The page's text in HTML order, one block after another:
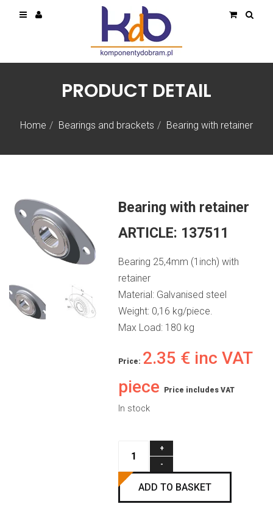
Home Bearings and brackets Bearing with retainer
PRODUCT DETAIL
Bearing with retainer
ARTICLE: 137511
Bearing 25,4mm (1inch) with
retainer
Material: Galvanised steel
Weight: 0,16 kg/piece.
Max Load: 180 kg
Price: 2.35 € inc VAT
piece
Price includes VAT
In stock
retainer
ADD TO BASKET